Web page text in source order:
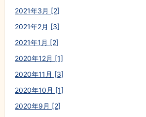
2021年3月 [2]
2021年2月 [3]
2021年1月 [2]
2020年12月 [1]
2020年11月 [3]
2020年10月 [1]
2020年9月 [2]